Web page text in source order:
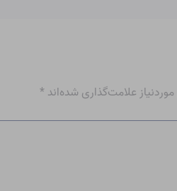
علامت‌گذاری شده‌اند *